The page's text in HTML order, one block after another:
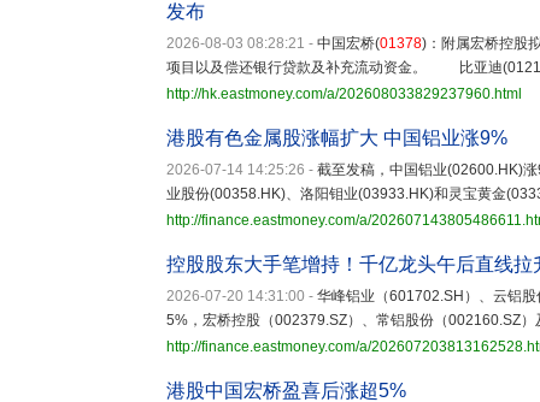
发布
2026-08-03 08:28:21 - 中国宏桥(01378)：附属宏桥控股
项目以及偿还银行贷款及补充流动资金。 比亚迪
http://hk.eastmoney.com/a/202608033829237960.html
港股有色金属股涨幅扩大 中国铝业涨9%
2026-07-14 14:25:26 - 截至发稿，中国铝业(02600.HK)
业股份(00358.HK)、洛阳钼业(03933.HK)和灵宝黄金
http://finance.eastmoney.com/a/
控股股东大手笔增持！千亿龙头午后直线
2026-07-20 14:31:00 - 华峰铝业（601702.SH）、云铝
5%，宏桥控股（002379.SZ）、常铝股份（002160.SZ）
http://finance.eastmoney.com/a/
港股中国宏桥盈喜后涨超5%